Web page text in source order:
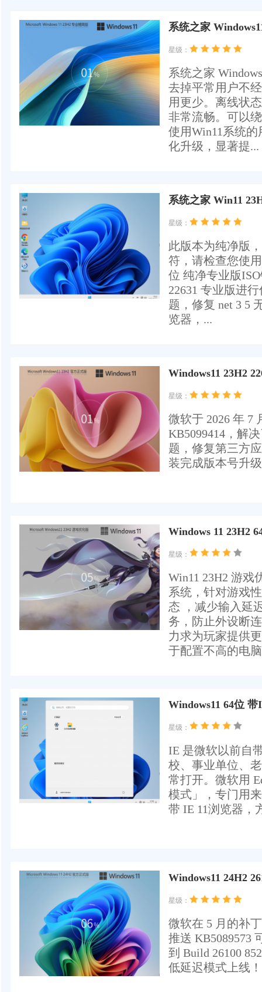
系统之家
星级：
系统之家
去掉平常用户不
用更少。离线状
非常流畅。可以
使用Win11系统
化升级，显著提...
系统之家 Win11
星级：
此版本为纯净版
符，请检查您使
位 纯净专业版
22631 专业版进
题，修复 net 3 5
览器，...
Windows11 23H2
星级：
微软于 ‌2026 年 7
KB5099414，解
题，修复第三方
装完成版本号升
Windows 11 23H2
星级：
Win11 23H2 游
系统，针对游戏
态 ，减少输入延
务，防止外设断
力求为玩家提供
于配置不高的电
Windows11 64位
星级：
IE 是微软以前自
校、事业单位、
常打开。微软用
模式」，专门用
带 IE 11浏览器，
Windows11 24H2
星级：
微软在 5 月的补
推送 KB5089573
到 Build 26100
低延迟模式上线